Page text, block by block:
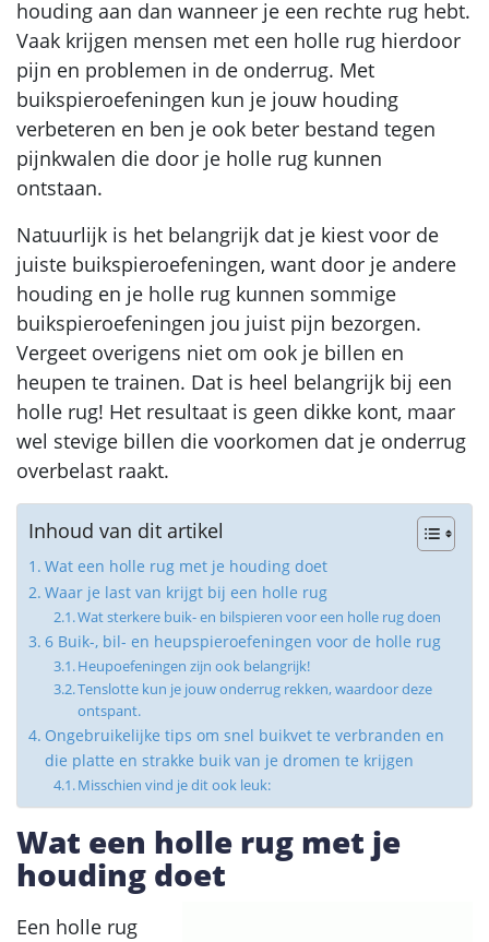
houding aan dan wanneer je een rechte rug hebt.
Vaak krijgen mensen met een holle rug hierdoor
pijn en problemen in de onderrug. Met
buikspieroefeningen kun je jouw houding
verbeteren en ben je ook beter bestand tegen
pijnkwalen die door je holle rug kunnen
ontstaan.
Natuurlijk is het belangrijk dat je kiest voor de
juiste buikspieroefeningen, want door je andere
houding en je holle rug kunnen sommige
buikspieroefeningen jou juist pijn bezorgen.
Vergeet overigens niet om ook je billen en
heupen te trainen. Dat is heel belangrijk bij een
holle rug! Het resultaat is geen dikke kont, maar
wel stevige billen die voorkomen dat je onderrug
overbelast raakt.
Inhoud van dit artikel
Wat een holle rug met je houding doet
Waar je last van krijgt bij een holle rug
Wat sterkere buik- en bilspieren voor een holle rug doen
6 Buik-, bil- en heupspieroefeningen voor de holle rug
Heupoefeningen zijn ook belangrijk!
Tenslotte kun je jouw onderrug rekken, waardoor deze
ontspant.
Ongebruikelijke tips om snel buikvet te verbranden en
die platte en strakke buik van je dromen te krijgen
Misschien vind je dit ook leuk:
Wat een holle rug met je
houding doet
Een holle rug